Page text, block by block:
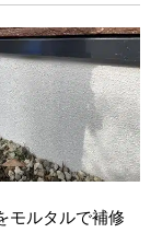
モルタルで補修